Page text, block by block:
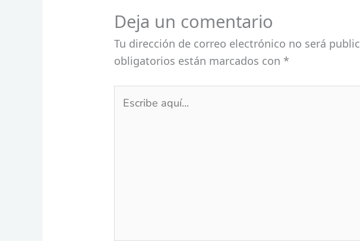
Deja un comentario
Tu dirección de correo electrónico no será
obligatorios están marcados con *
aquí...